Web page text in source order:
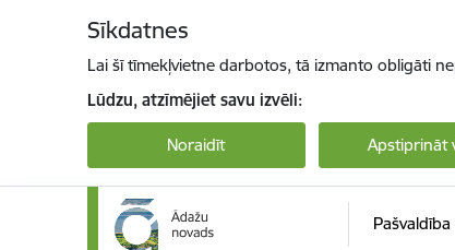
Sīkdatnes
Lai šī tīmekļvietne darbotos, tā izmanto obligāti
Lūdzu, atzīmējiet savu izvēli:
Noraidīt Apstiprināt
Pašvaldība